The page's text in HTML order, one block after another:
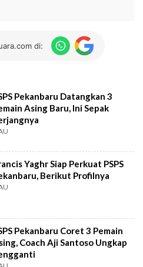
di:
Pekanbaru Datangkan 3
Asing Baru, Ini Sepak
Yaghr Siap Perkuat PSPS
Berikut Profilnya
Pekanbaru Coret 3 Pemain
Coach Aji Santoso Ungkap